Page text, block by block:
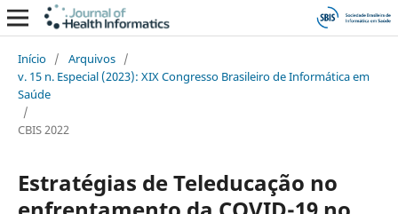
Início / Arquivos /
v. 15 n. Especial (2023): XIX Congresso Brasileiro de Informática em
Saúde
/
CBIS 2022
Estratégias de Teleducação no